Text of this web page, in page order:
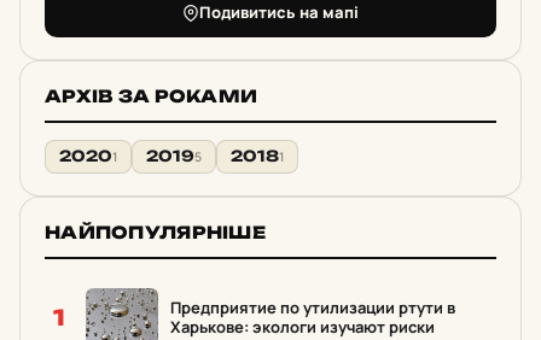
Подивитись на мапі
АРХІВ ЗА РОКАМИ
20201 20195 20181
НАЙПОПУЛЯРНІШЕ
1
Предприятие по утилизации ртути в
Харькове: экологи изучают риски